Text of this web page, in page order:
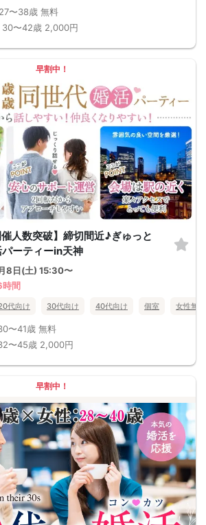
27〜38歳 無料
30〜42歳 2,000円
早割中！
催人数突破】締切間近♪ぎゅっと
ーティーin天神
8日(土) 15:30〜
時間
代向け 30代向け 40代向け 個室 女性無料
〜41歳 無料
〜45歳 2,000円
早割中！